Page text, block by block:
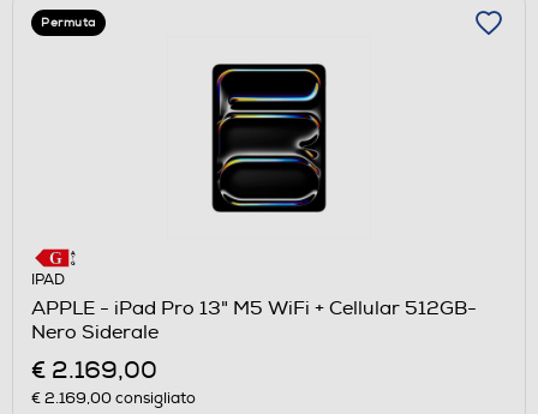
Permuta
IPAD
APPLE - iPad Pro 13" M5 WiFi + Cellular 512GB-
Nero Siderale
€ 2.169,00
€ 2.169,00consigliato